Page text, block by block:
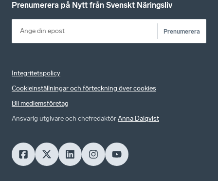
Prenumerera på Nytt från Svenskt Näringsliv
Prenumerera
Integritetspolicy
Cookieinställningar och förteckning över cookies
Bli medlemsföretag
Ansvarig utgivare och chefredaktörAnna Dalqvist